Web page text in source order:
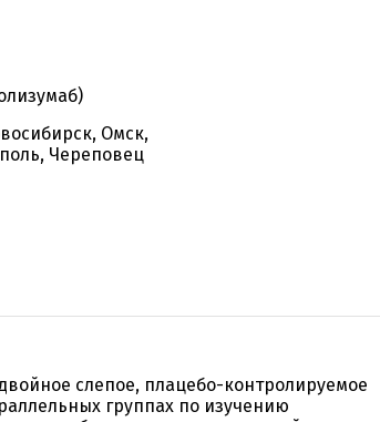
Омск,
Череповец
слепое, плацебо-контролируемое
группах по изучению